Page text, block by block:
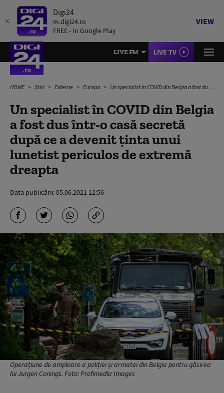
Digi24
m.digi24.ro
FREE - In Google Play
VIEW
LIVE FM LIVE TV
HOME Știri Externe Europa Un specialist în COVID din Belgia a fost dus într-o casă secretă după ce a devenit ținta unui lunetist periculos de extremă dreapta
Un specialist în COVID din Belgia
a fost dus într-o casă secretă
după ce a devenit ținta unui
lunetist periculos de extremă
dreapta
Data publicării:05.06.2021 12:56
Operațiune de amploare a poliției și armatei din Belgia pentru găsirea
lui Jurgen Conings. Foto: Profimedia Images